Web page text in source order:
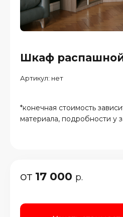
Шкаф
Артикул: нет
*конечная стоимость
материала, подробности у
от 17 000 р.